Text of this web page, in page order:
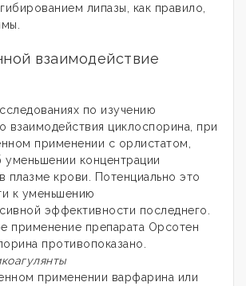
липазы, как правило,
взаимодействие
по изучению
взаимодействия циклоспорина, при
применении с орлистатом,
концентрации
плазме крови. Потенциально это
к уменьшению
эффективности последнего.
применение препарата Орсотен
противопоказано.
применении варфарина или